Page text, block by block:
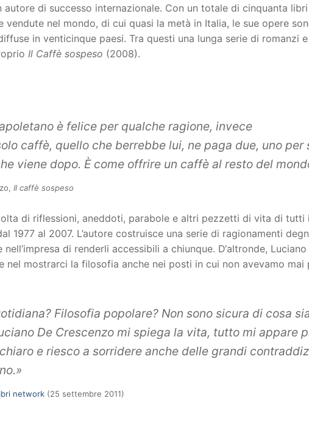
autore di successo internazionale. Con un totale di cinquanta
nel mondo, di cui quasi la metà in Italia, le sue opere
in venticinque paesi. Tra questi una lunga serie di romanzi
Il Caffè sospeso (2008).
è felice per qualche ragione, invece
caffè, quello che berrebbe lui, ne paga due, uno per
viene dopo. È come offrire un caffè al resto del
Il caffè sospeso
di riflessioni, aneddoti, parabole e altri pezzetti di vita di tutti
1977 al 2007. L’autore costruisce una serie di ragionamenti
di renderli accessibili a chiunque. D‘altronde,
nel mostrarci la filosofia anche nei posti in cui non avevamo mai
Filosofia popolare? Non sono sicura di cosa
De Crescenzo mi spiega la vita, tutto mi appare
e riesco a sorridere anche delle grandi
network(25 settembre 2011)